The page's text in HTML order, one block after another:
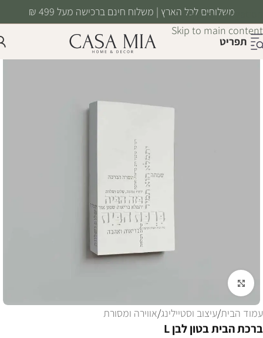
Skip to navigation
Skip to main content
משלוחים לכל הארץ | משלוח חינם ברכישה מעל 499 ₪
תפריט
לחצו להגדלה
עמוד הבית/עיצוב וסטיילינג/אווירה ומסורת
ברכת הבית בטון לבן L